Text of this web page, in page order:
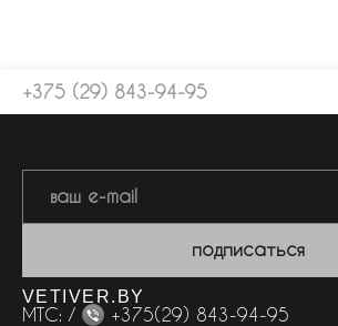
+375 (29) 843-94-95
подписаться
VETIVER.BY
МТС: /
+375(29) 843-94-95